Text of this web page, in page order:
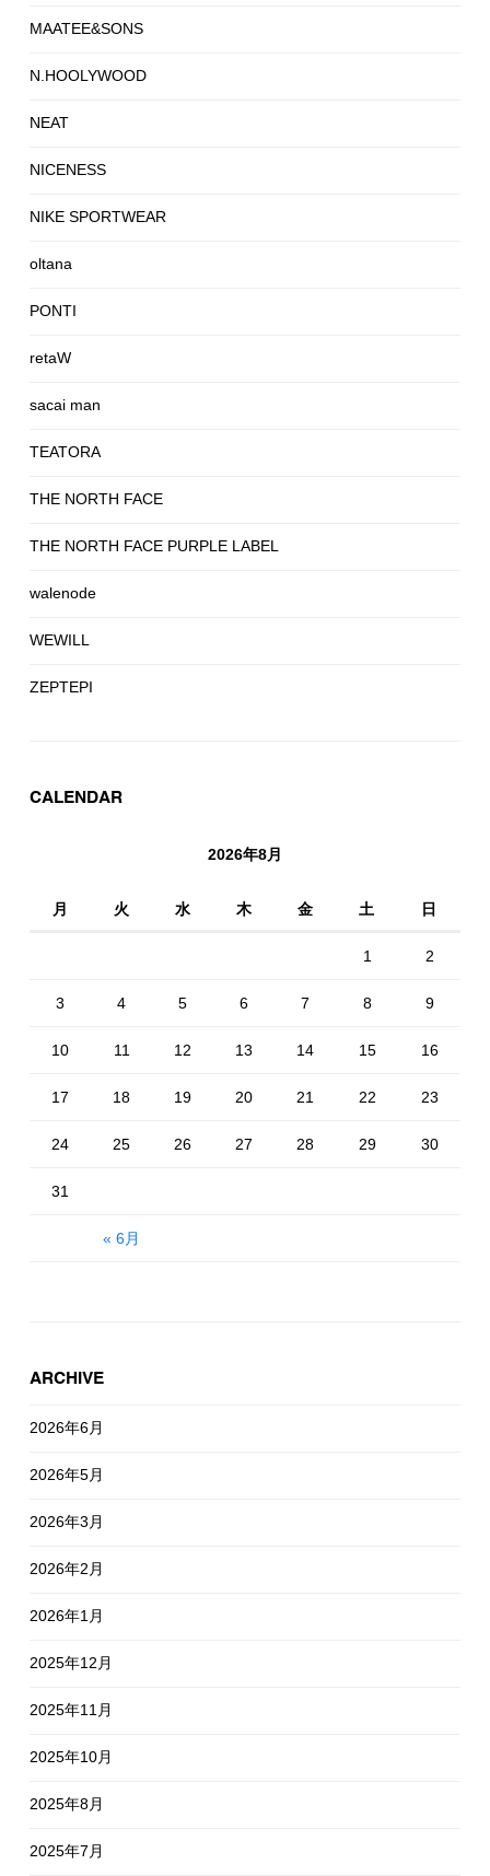
MAATEE&SONS
N.HOOLYWOOD
NEAT
NICENESS
NIKE SPORTWEAR
oltana
PONTI
retaW
sacai man
TEATORA
THE NORTH FACE
THE NORTH FACE PURPLE LABEL
walenode
WEWILL
ZEPTEPI
CALENDAR
2026年8月
月 火 水 木 金 土 日
« 6月
1 2
3 4 5 6 7 8 9
10 11 12 13 14 15 16
17 18 19 20 21 22 23
24 25 26 27 28 29 30
31
ARCHIVE
2026年6月
2026年5月
2026年3月
2026年2月
2026年1月
2025年12月
2025年11月
2025年10月
2025年8月
2025年7月